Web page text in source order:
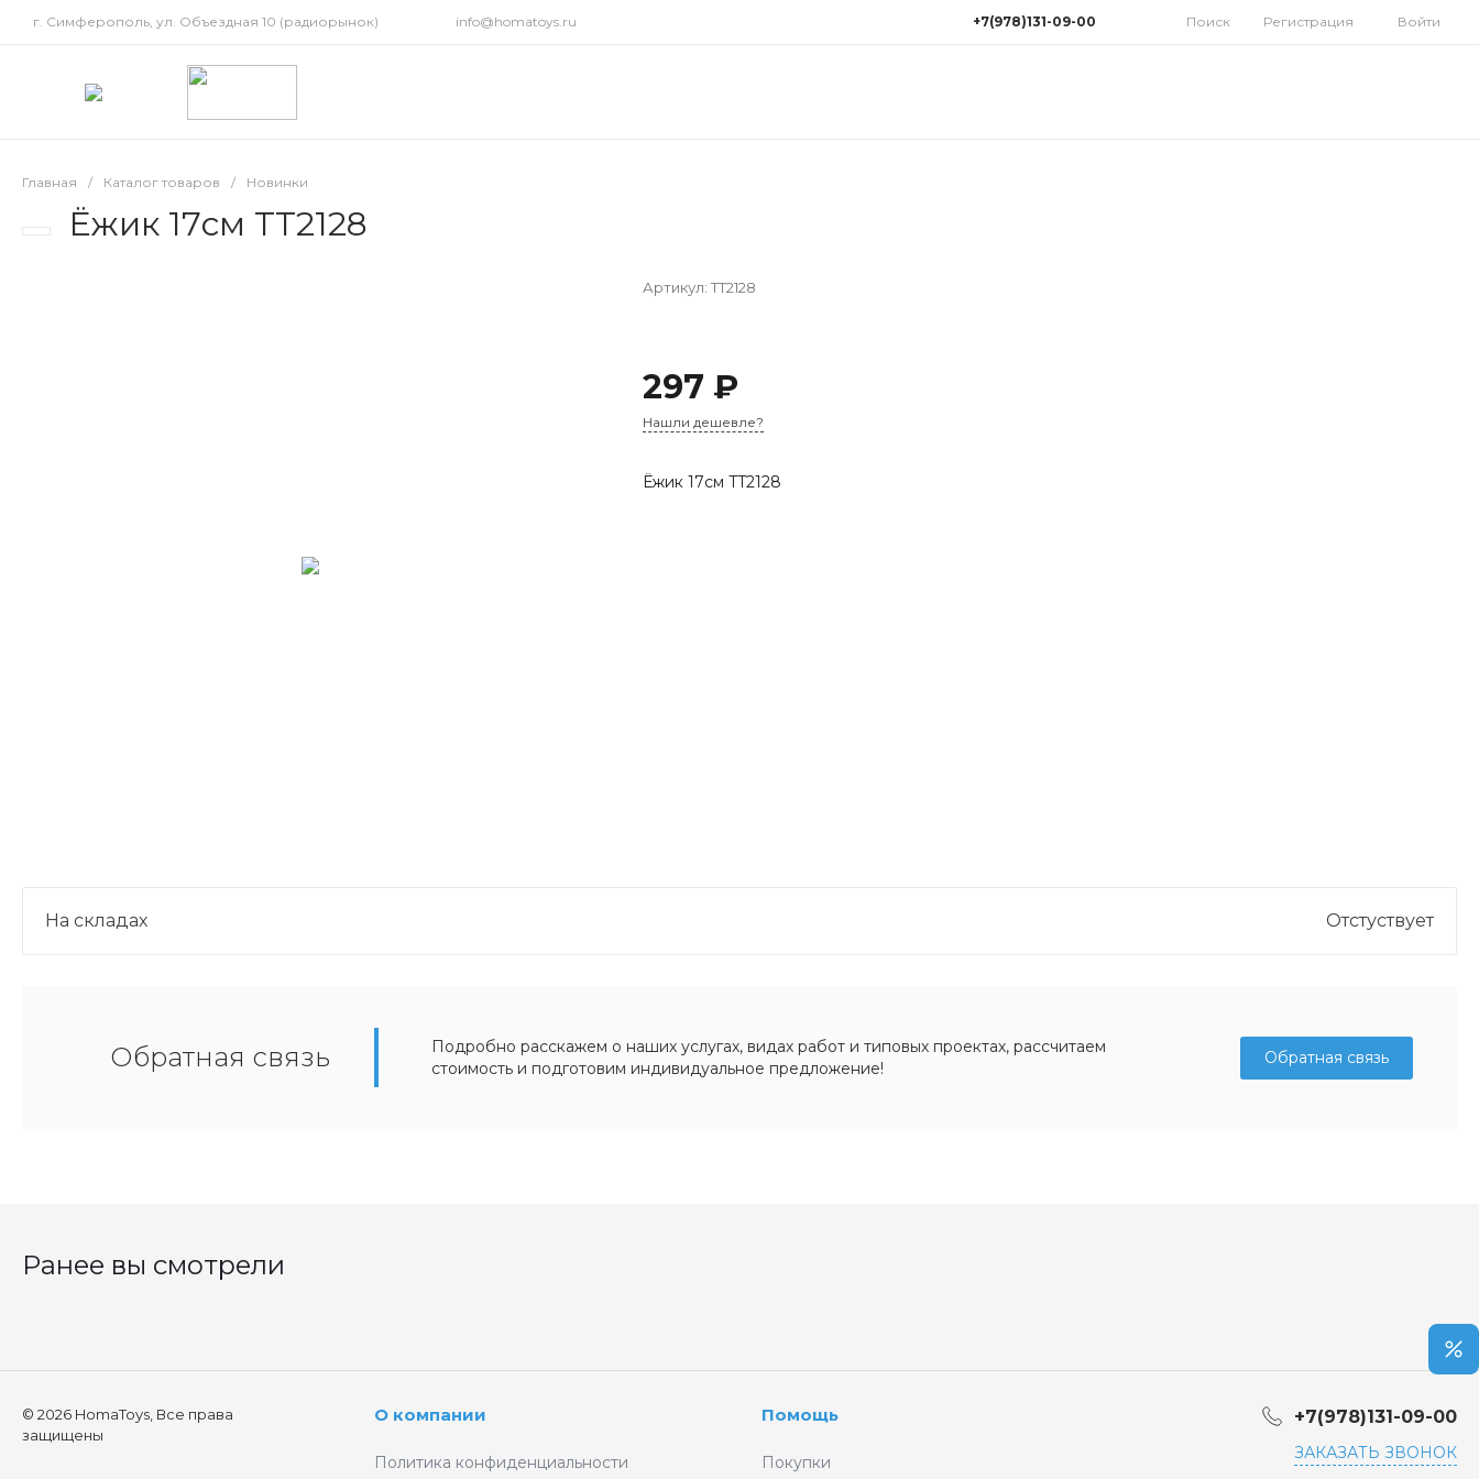
г. Симферополь, ул. Объездная 10 (радиорынок) info@homatoys.ru +7(978)131-09-00 Поиск Регистрация Войти
Главная / Каталог товаров / Новинки
Ёжик 17см TT2128
Артикул:TT2128
297 ₽
Нашли дешевле?
Ёжик 17см TT2128
На складах Отстуствует
Обратная связь
Подробно расскажем о наших услугах, видах работ и типовых проектах, рассчитаем
стоимость и подготовим индивидуальное предложение!
Обратная связь
Ранее вы смотрели
© 2026 HomaToys, Все права
защищены
О компании
Политика конфиденциальности
Помощь
Покупки
+7(978)131-09-00
ЗАКАЗАТЬ ЗВОНОК